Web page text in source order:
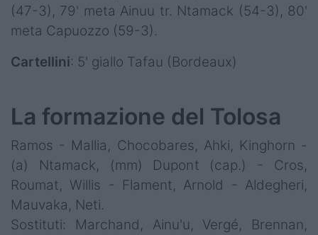
(47-3), 79' meta Ainuu tr. Ntamack (54-3), 80'
meta Capuozzo (59-3).
Cartellini: 5' giallo Tafau (Bordeaux)
La formazione del Tolosa
Ramos - Mallia, Chocobares, Ahki, Kinghorn -
(a) Ntamack, (mm) Dupont (cap.) - Cros,
Roumat, Willis - Flament, Arnold - Aldegheri,
Mauvaka, Neti.
Sostituti: Marchand, Ainu'u, Vergé, Brennan,